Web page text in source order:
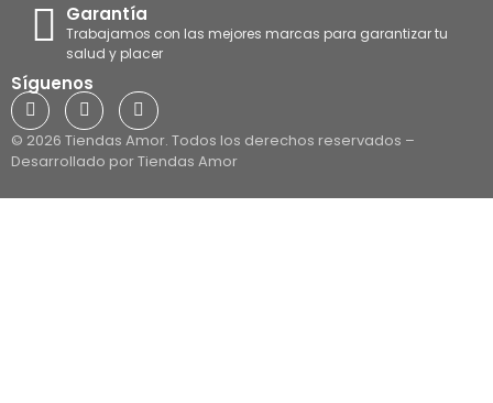
Garantía
Trabajamos con las mejores marcas para garantizar tu
salud y placer
Síguenos
© 2026 Tiendas Amor. Todos los derechos reservados –
Desarrollado por Tiendas Amor